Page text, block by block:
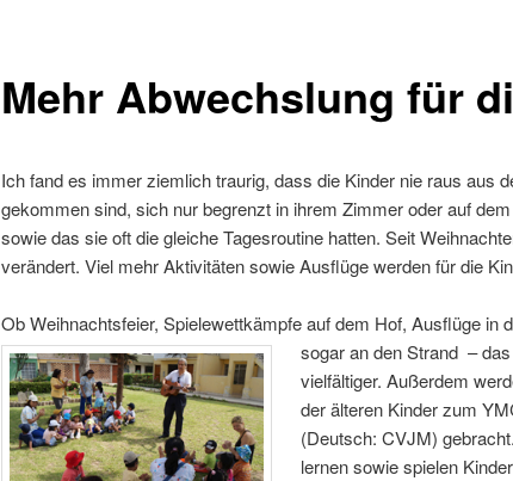
Mehr Abwechslung für
Ich fand es immer ziemlich traurig, dass die Kinder nie raus aus
gekommen sind, sich nur begrenzt in ihrem Zimmer oder auf
sowie das sie oft die gleiche Tagesroutine hatten. Seit
verändert. Viel mehr Aktivitäten sowie Ausflüge werden für die
Ob Weihnachtsfeier, Spielewettkämpfe auf dem Hof, Ausflüge in
sogar an den Strand –
vielfältiger. Außerdem
der älteren Kinder zum
(Deutsch: CVJM)
lernen sowie spielen